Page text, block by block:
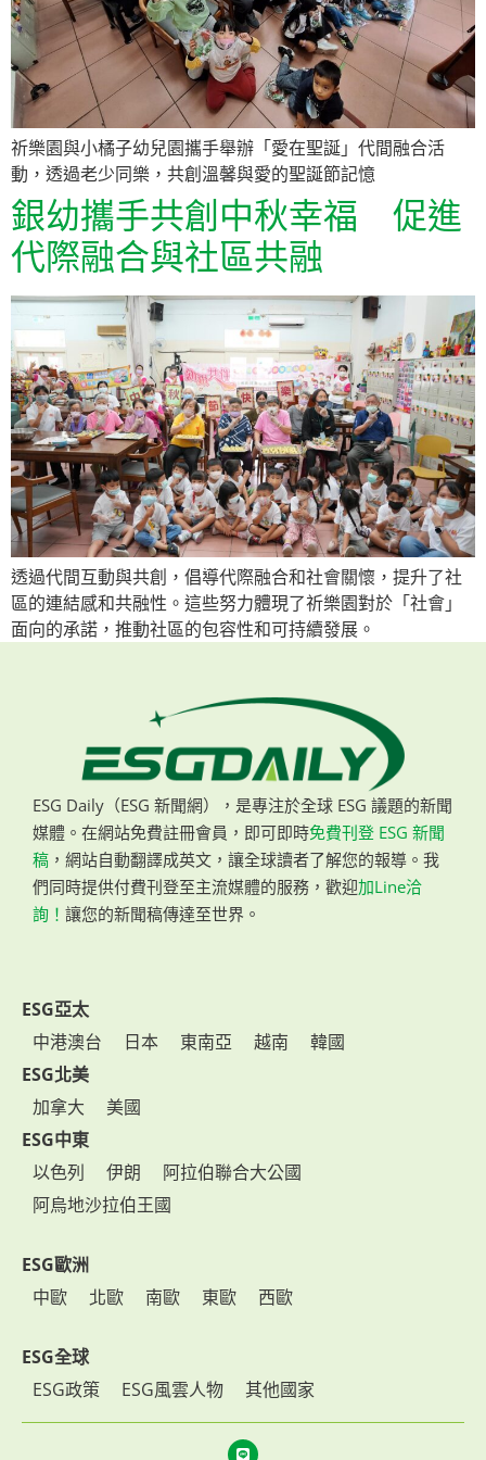
祈樂園與小橘子幼兒園攜手舉辦「愛在聖誕」代間融合活
動，透過老少同樂，共創溫馨與愛的聖誕節記憶
銀幼攜手共創中秋幸福 促進
代際融合與社區共融
透過代間互動與共創，倡導代際融合和社會關懷，提升了社
區的連結感和共融性。這些努力體現了祈樂園對於「社會」
面向的承諾，推動社區的包容性和可持續發展。
ESG Daily（ESG 新聞網），是專注於全球 ESG 議題的新聞
媒體。在網站免費註冊會員，即可即時免費刊登 ESG 新聞
稿 ，網站自動翻譯成英文，讓全球讀者了解您的報導。我
們同時提供付費刊登至主流媒體的服務，歡迎加Line洽
詢！ 讓您的新聞稿傳達至世界。
ESG亞太
中港澳台
日本 東南亞 越南
韓國
ESG北美
加拿大
美國
ESG中東
以色列
伊朗
阿拉伯聯合大公國
阿烏地沙拉伯王國
ESG歐洲
中歐
北歐 南歐 東歐 西歐
ESG全球
ESG政策
ESG風雲人物 其他國家